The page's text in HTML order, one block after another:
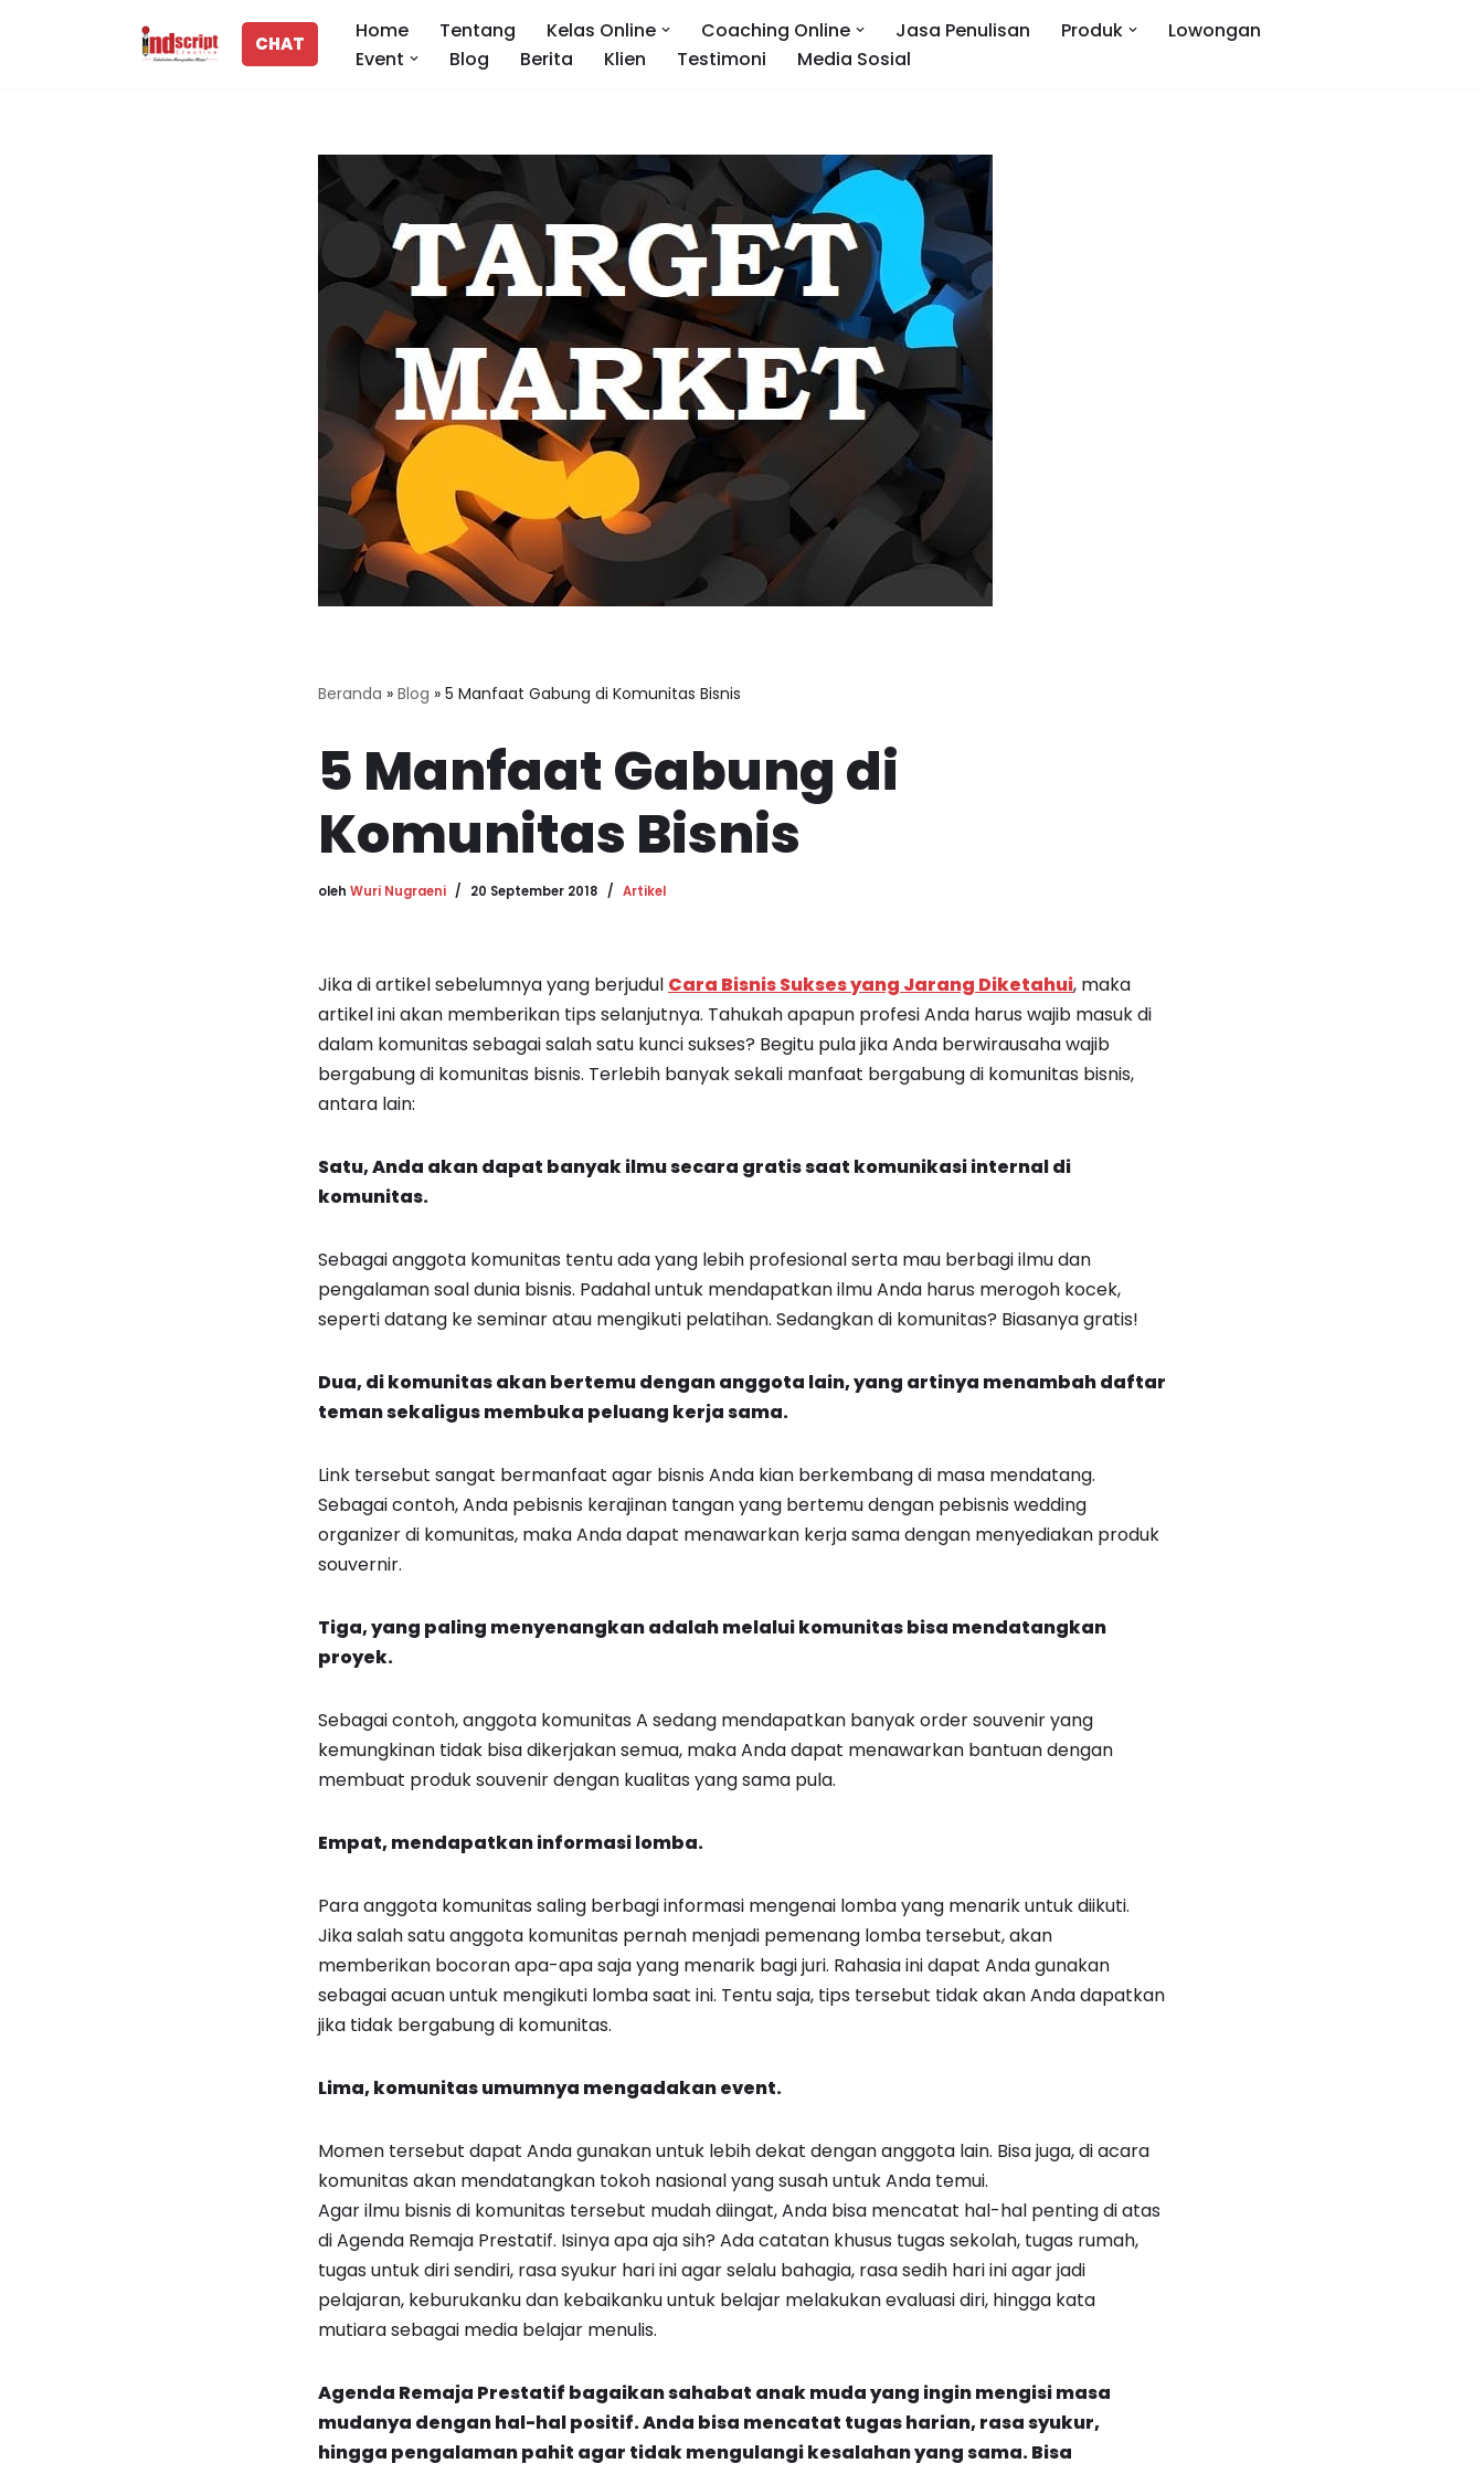
CHAT
Home Tentang Kelas Online Coaching Online Jasa Penulisan Produk
Lowongan
Event
Blog Berita Klien Testimoni Media Sosial
Beranda » Blog » 5 Manfaat Gabung di Komunitas Bisnis
5 Manfaat Gabung di
Komunitas Bisnis
oleh Wuri Nugraeni 20 September 2018 Artikel
Jika di artikel sebelumnya yang berjudul Cara Bisnis Sukses yang Jarang Diketahui, maka
artikel ini akan memberikan tips selanjutnya. Tahukah apapun profesi Anda harus wajib masuk di
dalam komunitas sebagai salah satu kunci sukses? Begitu pula jika Anda berwirausaha wajib
bergabung di komunitas bisnis. Terlebih banyak sekali manfaat bergabung di komunitas bisnis,
antara lain:
Satu, Anda akan dapat banyak ilmu secara gratis saat komunikasi internal di
komunitas.
Sebagai anggota komunitas tentu ada yang lebih profesional serta mau berbagi ilmu dan
pengalaman soal dunia bisnis. Padahal untuk mendapatkan ilmu Anda harus merogoh kocek,
seperti datang ke seminar atau mengikuti pelatihan. Sedangkan di komunitas? Biasanya gratis!
Dua, di komunitas akan bertemu dengan anggota lain, yang artinya menambah daftar
teman sekaligus membuka peluang kerja sama.
Link tersebut sangat bermanfaat agar bisnis Anda kian berkembang di masa mendatang.
Sebagai contoh, Anda pebisnis kerajinan tangan yang bertemu dengan pebisnis wedding
organizer di komunitas, maka Anda dapat menawarkan kerja sama dengan menyediakan produk
souvernir.
Tiga, yang paling menyenangkan adalah melalui komunitas bisa mendatangkan
proyek.
Sebagai contoh, anggota komunitas A sedang mendapatkan banyak order souvenir yang
kemungkinan tidak bisa dikerjakan semua, maka Anda dapat menawarkan bantuan dengan
membuat produk souvenir dengan kualitas yang sama pula.
Empat, mendapatkan informasi lomba.
Para anggota komunitas saling berbagi informasi mengenai lomba yang menarik untuk diikuti.
Jika salah satu anggota komunitas pernah menjadi pemenang lomba tersebut, akan
memberikan bocoran apa-apa saja yang menarik bagi juri. Rahasia ini dapat Anda gunakan
sebagai acuan untuk mengikuti lomba saat ini. Tentu saja, tips tersebut tidak akan Anda dapatkan
jika tidak bergabung di komunitas.
Lima, komunitas umumnya mengadakan event.
Momen tersebut dapat Anda gunakan untuk lebih dekat dengan anggota lain. Bisa juga, di acara
komunitas akan mendatangkan tokoh nasional yang susah untuk Anda temui.
Agar ilmu bisnis di komunitas tersebut mudah diingat, Anda bisa mencatat hal-hal penting di atas
di Agenda Remaja Prestatif. Isinya apa aja sih? Ada catatan khusus tugas sekolah, tugas rumah,
tugas untuk diri sendiri, rasa syukur hari ini agar selalu bahagia, rasa sedih hari ini agar jadi
pelajaran, keburukanku dan kebaikanku untuk belajar melakukan evaluasi diri, hingga kata
mutiara sebagai media belajar menulis.
Agenda Remaja Prestatif bagaikan sahabat anak muda yang ingin mengisi masa
mudanya dengan hal-hal positif. Anda bisa mencatat tugas harian, rasa syukur,
hingga pengalaman pahit agar tidak mengulangi kesalahan yang sama. Bisa